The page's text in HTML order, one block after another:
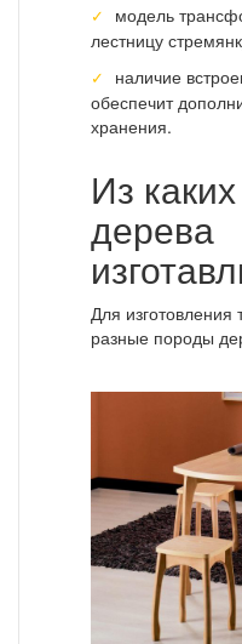
модель
лестницу
наличие
обеспечит
хранения.
Из
дерева
Для изготовления
разные породы